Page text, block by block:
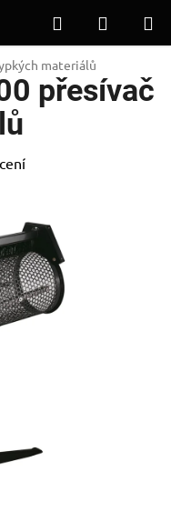
Hledat
KOŠÍK
materiálů
přesívač